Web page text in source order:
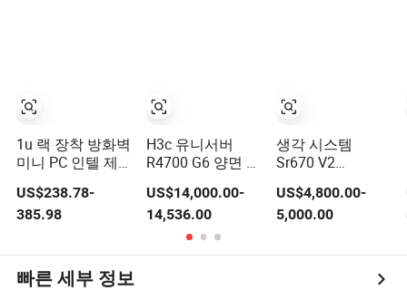
1u 랙 장착 방화벽
미니 PC 인텔 제
2695V4 C612
4×10g SFP
2×Nvme 2×SATA
NAS 서버 라우터
호스트
US$238.78-
385.98
H3c 유니서버
R4700 G6 양면 랙
US$14,000.00-
14,536.00
생각 시스템
Sr670 V2
4310 3u 마운트
랙 서버
US$4,800.00-
5,000.00
빠른 세부 정보